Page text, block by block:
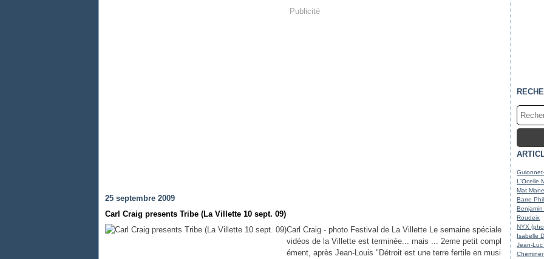
Publicité
25 septembre 2009
Carl Craig presents Tribe (La Villette 10 sept. 09)
Carl Craig - photo Festival de La Villette Le semaine spéciale
vidéos de la Villette est terminée... mais ... 2eme petit compl
ément, après Jean-Louis "Détroit est une terre fertile en musi
L'Ocelle
Mat
Barre
Roudeix
NYX
Isabelle
Jean-